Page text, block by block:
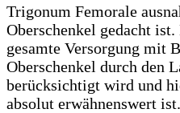
Trigonum Femorale
Oberschenkel gedacht
gesamte Versorgung mit
Oberschenkel durch den
berücksichtigt wird und
absolut erwähnenswert ist.